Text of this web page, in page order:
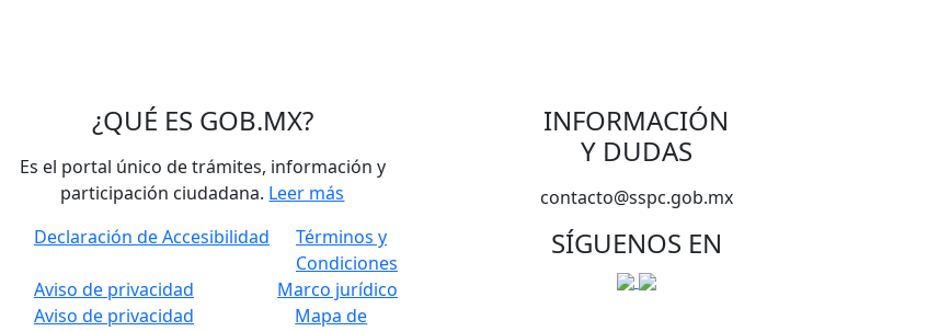
¿QUÉ ES GOB.MX?
Es el portal único de trámites, información y
participación ciudadana. Leer más
Declaración de Accesibilidad
Términos y
Condiciones
Aviso de privacidad
Marco jurídico
Aviso de privacidad
Mapa de
INFORMACIÓN
Y DUDAS
contacto@sspc.gob.mx
SÍGUENOS EN